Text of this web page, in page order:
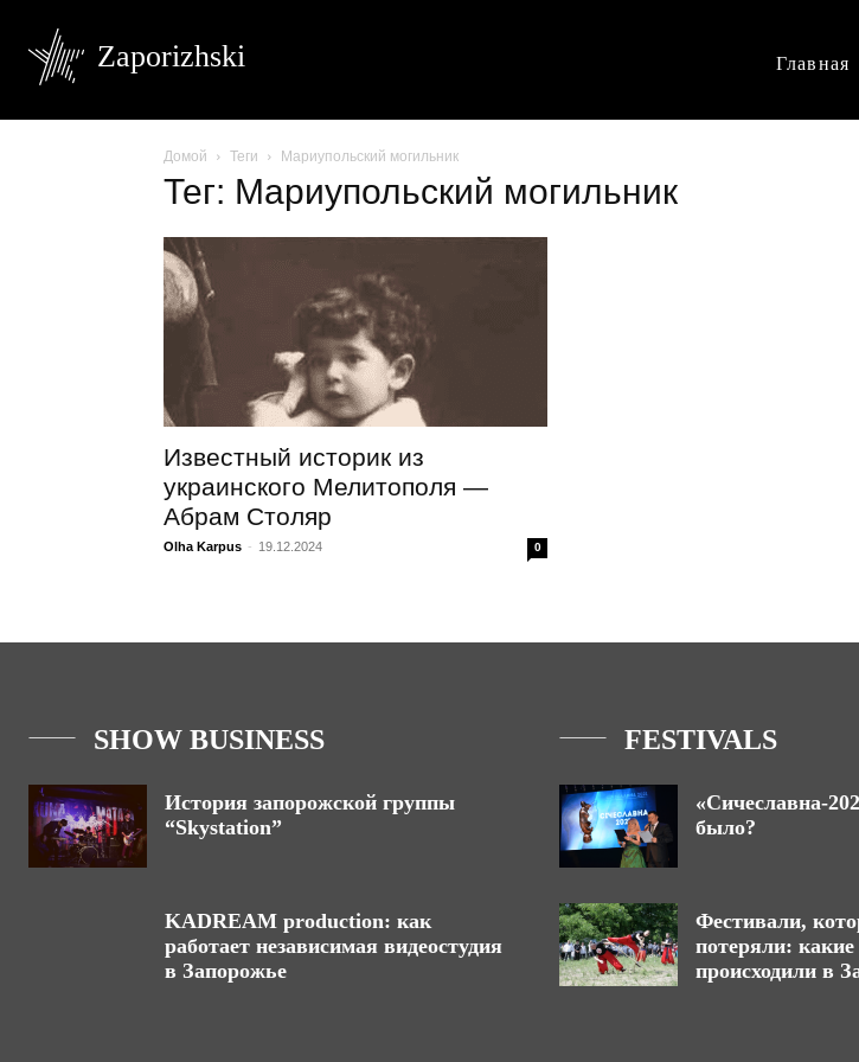
Zaporizhski Главная
Домой Теги Мариупольский могильник
Тег: Мариупольский могильник
Известный историк из
украинского Мелитополя —
Абрам Столяр
Olha Karpus - 19.12.2024 0
SHOW BUSINESS
История запорожской группы
“Skystation”
KADREAM production: как
работает независимая видеостудия
в Запорожье
FESTIVALS
«Сичеславна-
было?
Фестивали,
потеряли:
происходили в